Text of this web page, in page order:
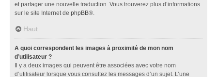
et partager une nouvelle traduction. Vous trouverez plus d’informations
sur le site Internet de phpBB®.
Haut
A quoi correspondent les images à proximité de mon nom
d’utilisateur ?
Il y a deux images qui peuvent être associées avec votre nom
d’utilisateur lorsque vous consultez les messages d’un sujet. L’une